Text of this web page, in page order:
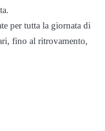
per tutta la giornata di
fino al ritrovamento,